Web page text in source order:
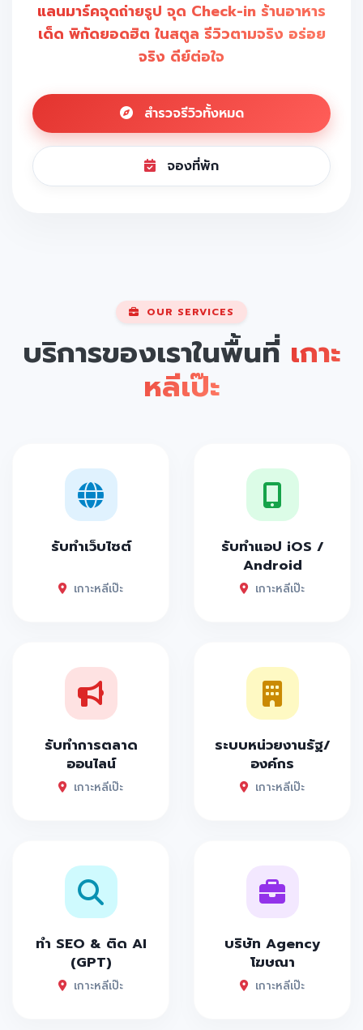
แลนมาร์คจุดถ่ายรูป จุด Check-in ร้านอาหาร
เด็ด พิกัดยอดฮิต ในสตูล รีวิวตามจริง อร่อย
จริง ดีย์ต่อใจ
สำรวจรีวิวทั้งหมด
จองที่พัก
OUR SERVICES
บริการของเราในพื้นที่ เกาะ
หลีเป๊ะ
รับทำเว็บไซต์
เกาะหลีเป๊ะ
รับทำแอป iOS /
Android
เกาะหลีเป๊ะ
รับทำการตลาด
ออนไลน์
เกาะหลีเป๊ะ
ระบบหน่วยงานรัฐ/
องค์กร
เกาะหลีเป๊ะ
ทำ SEO & ติด AI
(GPT)
เกาะหลีเป๊ะ
บริษัท Agency
โฆษณา
เกาะหลีเป๊ะ